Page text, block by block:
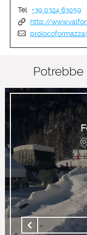
Tel
+39 0324 63059
http://
Potrebbe